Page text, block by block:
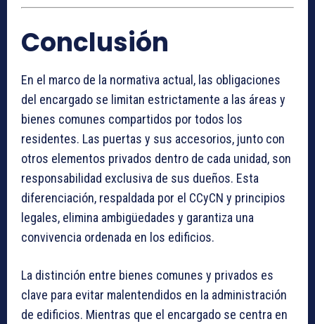
Conclusión
En el marco de la normativa actual, las obligaciones
del encargado se limitan estrictamente a las áreas y
bienes comunes compartidos por todos los
residentes. Las puertas y sus accesorios, junto con
otros elementos privados dentro de cada unidad, son
responsabilidad exclusiva de sus dueños. Esta
diferenciación, respaldada por el CCyCN y principios
legales, elimina ambigüedades y garantiza una
convivencia ordenada en los edificios.
La distinción entre bienes comunes y privados es
clave para evitar malentendidos en la administración
de edificios. Mientras que el encargado se centra en